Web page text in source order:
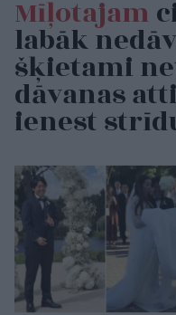
Mīļotajam
labāk
šķietami
dāvanas
ienest